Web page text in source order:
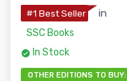
#1 Best Seller in
SSC Books
In Stock
OTHER EDITIONS TO BUY: